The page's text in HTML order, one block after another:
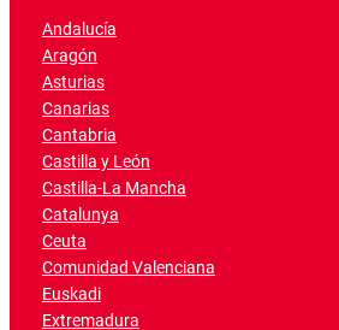
Andalucía
Aragón
Asturias
Canarias
Cantabria
Castilla y León
Castilla-La Mancha
Catalunya
Ceuta
Comunidad Valenciana
Euskadi
Extremadura